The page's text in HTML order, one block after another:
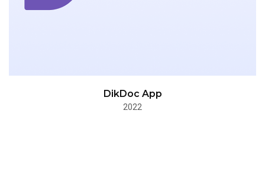
DikDoc App
2022